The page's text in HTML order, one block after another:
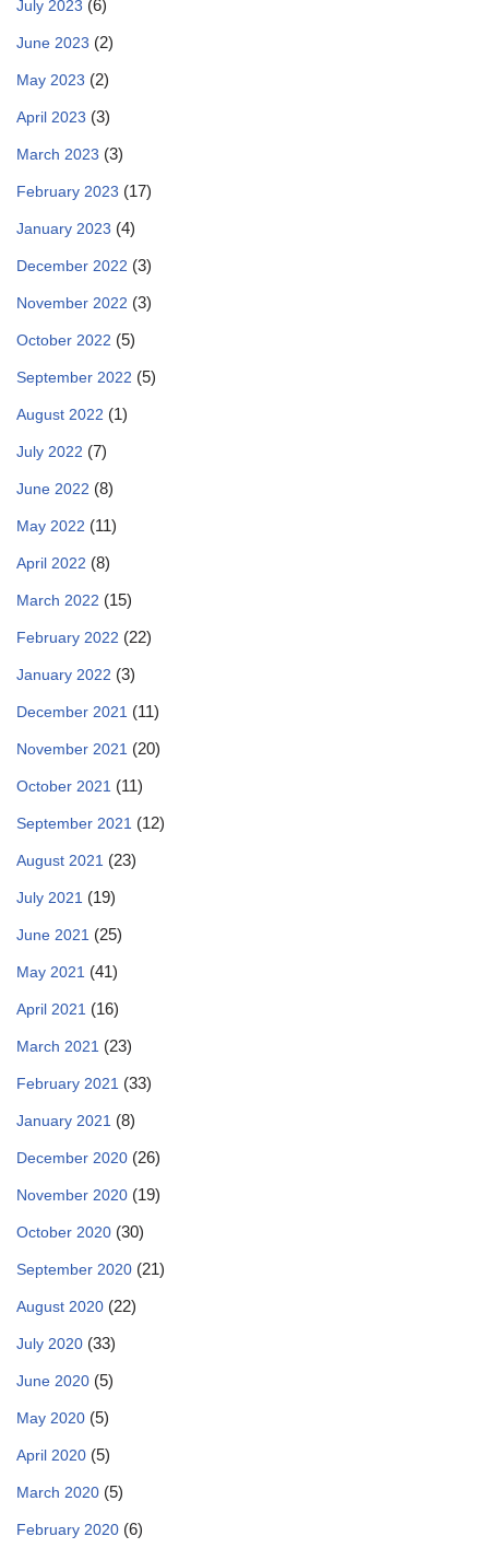
July 2023 (6)
June 2023 (2)
May 2023 (2)
April 2023 (3)
March 2023 (3)
February 2023 (17)
January 2023 (4)
December 2022 (3)
November 2022 (3)
October 2022 (5)
September 2022 (5)
August 2022 (1)
July 2022 (7)
June 2022 (8)
May 2022 (11)
April 2022 (8)
March 2022 (15)
February 2022 (22)
January 2022 (3)
December 2021 (11)
November 2021 (20)
October 2021 (11)
September 2021 (12)
August 2021 (23)
July 2021 (19)
June 2021 (25)
May 2021 (41)
April 2021 (16)
March 2021 (23)
February 2021 (33)
January 2021 (8)
December 2020 (26)
November 2020 (19)
October 2020 (30)
September 2020 (21)
August 2020 (22)
July 2020 (33)
June 2020 (5)
May 2020 (5)
April 2020 (5)
March 2020 (5)
February 2020 (6)